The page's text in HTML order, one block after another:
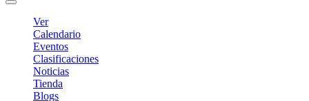
Ver
Calendario
Eventos
Clasificaciones
Noticias
Tienda
Blogs